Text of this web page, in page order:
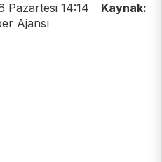
Pazartesi 14:14
Kaynak:
Ajansı